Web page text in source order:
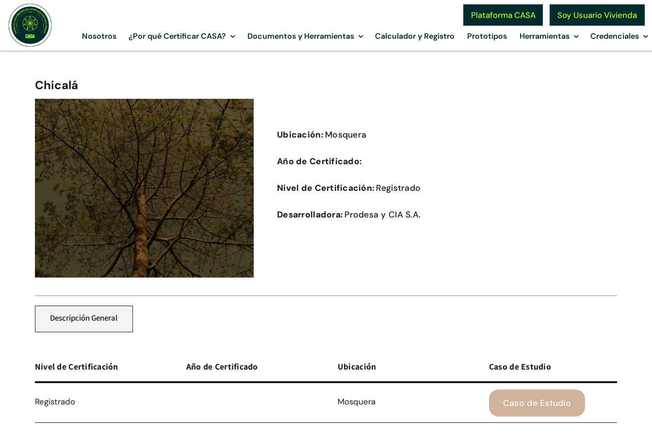
content
Plataforma CASA Soy Usuario Vivienda
Nosotros ¿Por qué Certificar CASA? Documentos y Herramientas Calculador y Registro Prototipos Herramientas Credenciales
Chicalá
Ubicación: Mosquera
Año de Certificado:
Nivel de Certificación: Registrado
Desarrolladora: Prodesa y CIA S.A.
Descripción General
Nivel de Certificación Año de Certificado Ubicación Caso de Estudio
Registrado Mosquera Caso de Estudio